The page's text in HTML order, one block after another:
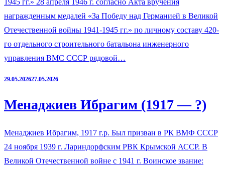
1945 гг.» 28 апреля 1946 г. согласно Акта вручения
награжденным медалей «За Победу над Германией в Великой
Отечественной войны 1941-1945 гг.» по личному составу 420-
го отдельного строительного батальона инженерного
управления ВМС СССР рядовой…
29.05.202627.05.2026
Менаджиев Ибрагим (1917 — ?)
Менаджиев Ибрагим, 1917 г.р. Был призван в РК ВМФ СССР
24 ноября 1939 г. Лариндорфским РВК Крымской АССР. В
Великой Отечественной войне с 1941 г. Воинское звание: